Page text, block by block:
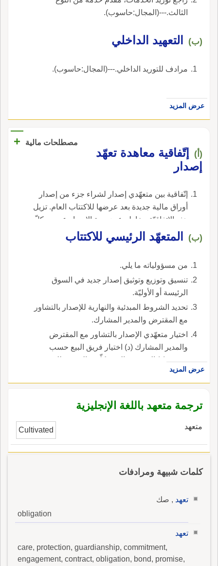
الثالث.---(المجال:حاسوب).
(ب) التعهيد الداخلي
مرادف للتوريد الداخلي.---(المجال:حاسوب).
عرض المزيد
مصطلحات مالية +
(أ)
إتّفاقية معاهدة تعهّد
إصدار
إتّفاقية بين متعهّدي إصدار لشراء جزء من إصدار
أوراق مالية جديدة بعد عرضها للاكتتاب العام. تزيل
هذه الإتفاقيّة مخاطر عجز جهة الإصدار عن بيع كلّ
الإصدار ولكنها تزيد من مخاطر بنوك الاستثمار
الموقّعة على هذه الإتّفاقية ، في الإنجليزية، هي
(ب) المتعهّد الرئيسي للاكتتاب
من مسؤولياته ما يلي.
تنسيق وتوزيع وتوثيق إصدار جديد في السوق
الرئيسة أو الأوليّة.
تحديد الشروط المبدئية والنهارية للإصدار بالتشاور
مع المقترض والمدير المشارك.
اختيار متعهّدي الإصدار بالتشاور مع المقترض
والمدير المشارك (د) اختيار فريق البيع حسب
تقديره (ه) المصرف الذي يكلّف بالترتيب للقرض
underwriter.
عرض المزيد
ترجمة متعهد باللغة الإنجليزية
متعهد Cultivated
كلمات شبيهة ومرادفات
تعهد , صك
obligation
تعهد
care, protection, guardianship, commitment,
engagement, contract, obligation, bond, promise,